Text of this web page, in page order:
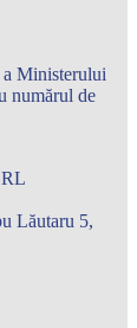
a Ministerului
numărul de
Lăutaru 5,